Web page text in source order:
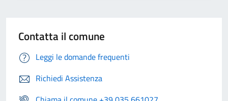
Contatta il comune
Leggi le domande frequenti
Richiedi Assistenza